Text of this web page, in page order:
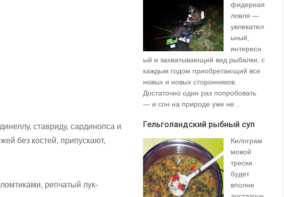
ставриду, сардинопса и
без костей, припускают,
репчатый лук-
фидерная
ловля —
увлекател
ьный,
интересн
ый и захватывающий вид рыбалки, с
каждым годом приобретающий все
новых и новых сторонников.
Достаточно один раз попробовать
— и сон на природе уже не...
Гельголандский рыбный суп
Килограм
мовой
трески
будет
вполне